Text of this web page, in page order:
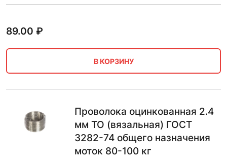
89.00 ₽
В КОРЗИНУ
Проволока оцинкованная 2.4
мм ТО (вязальная) ГОСТ
3282-74 общего назначения
моток 80-100 кг